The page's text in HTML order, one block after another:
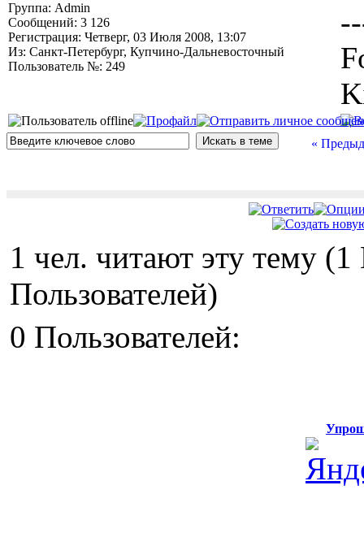
Группа: Admin
Сообщений: 3 126
Регистрация: Четверг, 03 Июля 2008, 13:07
Из: Санкт-Петербург, Купчино-Дальневосточный
Пользователь №: 249
«
1 чел. читают эту тему
Пользователей)
0 Пользователей: